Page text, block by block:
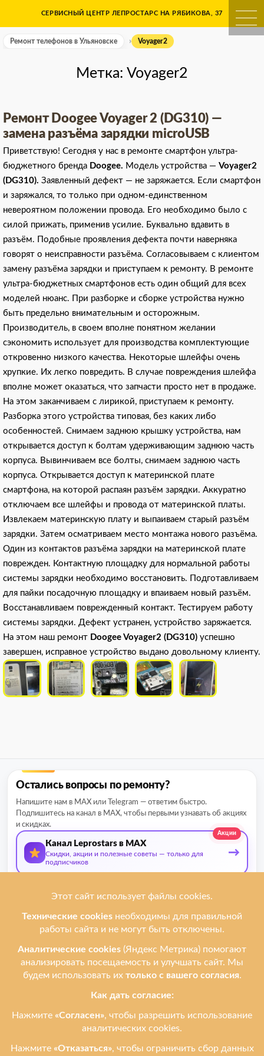
content
Ремонт телефонов в
СЕРВИСНЫЙ ЦЕНТР ЛЕПРОСТАРС НА РЯБИКОВА, 37
Ремонт телефонов в Ульяновске Voyager2
Метка: Voyager2
Ремонт Doogee Voyager 2 (DG310) —
замена разъёма зарядки microUSB
Приветствую! Сегодня у нас в ремонте смартфон ультра-
бюджетного бренда Doogee. Модель устройства — Voyager2
(DG310). Заявленный дефект — не заряжается. Если смартфон
и заряжался, то только при одном-единственном
невероятном положении провода. Его необходимо было с
силой прижать, применив усилие. Буквально вдавить в
разъём. Подобные проявления дефекта почти наверняка
говорят о неисправности разъёма. Согласовываем с клиентом
замену разъёма зарядки и приступаем к ремонту. В ремонте
ультра-бюджетных смартфонов есть один общий для всех
моделей нюанс. При разборке и сборке устройства нужно
быть предельно внимательным и осторожным.
Производитель, в своем вполне понятном желании
сэкономить использует для производства комплектующие
откровенно низкого качества. Некоторые шлейфы очень
хрупкие. Их легко повредить. В случае повреждения шлейфа
вполне может оказаться, что запчасти просто нет в продаже.
На этом заканчиваем с лирикой, приступаем к ремонту.
Разборка этого устройства типовая, без каких либо
особенностей. Снимаем заднюю крышку устройства, нам
открывается доступ к болтам удерживающим заднюю часть
корпуса. Вывинчиваем все болты, снимаем заднюю часть
корпуса. Открывается доступ к материнской плате
смартфона, на которой распаян разъём зарядки. Аккуратно
отключаем все шлейфы и провода от материнской платы.
Извлекаем материнскую плату и выпаиваем старый разъём
зарядки. Затем осматриваем место монтажа нового разъёма.
Один из контактов разъёма зарядки на материнской плате
поврежден. Контактную площадку для нормальной работы
системы зарядки необходимо восстановить. Подготавливаем
для пайки посадочную площадку и впаиваем новый разъём.
Восстанавливаем поврежденный контакт. Тестируем работу
системы зарядки. Дефект устранен, устройство заряжается.
На этом наш ремонт Doogee Voyager2 (DG310) успешно
завершен, исправное устройство выдано довольному клиенту.
Остались вопросы по ремонту?
Напишите нам в MAX или Telegram — ответим быстро.
Подпишитесь на канал в MAX, чтобы первыми узнавать об акциях
и скидках.
Акции
Канал Leprostars в MAX
Скидки, акции и полезные советы — только для
подписчиков
→
О нас
Мы ремонтируем
Ремонтируем бренды